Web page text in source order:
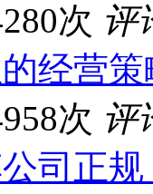
次 评
经营策
次 评
司正规